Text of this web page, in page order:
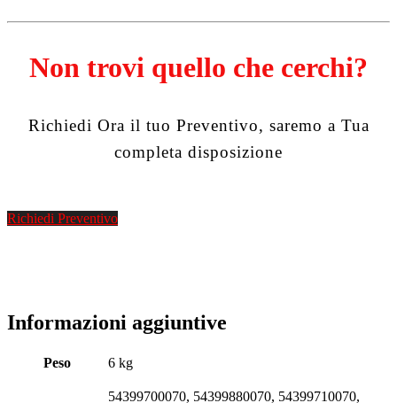
Non trovi quello che cerchi?
Richiedi Ora il tuo Preventivo, saremo a Tua
completa disposizione
Richiedi Preventivo
Informazioni aggiuntive
Peso 6 kg
54399700070, 54399880070, 54399710070,